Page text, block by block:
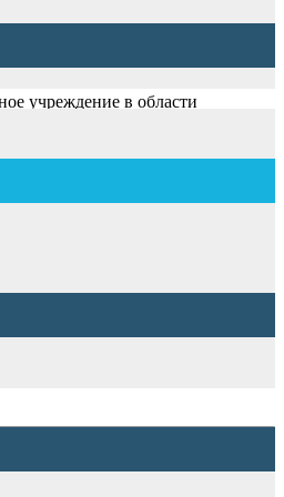
учреждение в области